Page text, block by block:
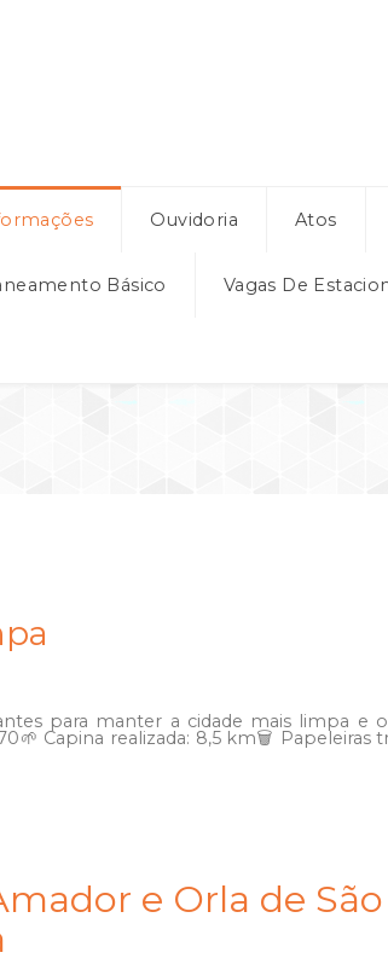
Ouvidoria Atos
Básico Vagas De
para manter a cidade mais limpa e
Capina realizada: 8,5 km🗑️ Papeleiras
e Orla de São